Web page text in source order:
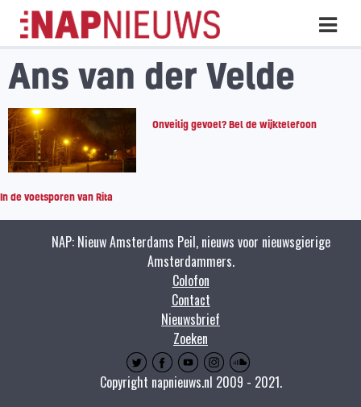
Skip
naar
inhoud
Ans van der Velde
Onveilig gevoel? Bel de wijktelefoon
In de voetsporen van Rita
NAP: Nieuw Amsterdams Peil, nieuws voor nieuwsgierige
Amsterdammers.
Colofon
Contact
Nieuwsbrief
Zoeken
Copyright napnieuws.nl 2009 - 2021.